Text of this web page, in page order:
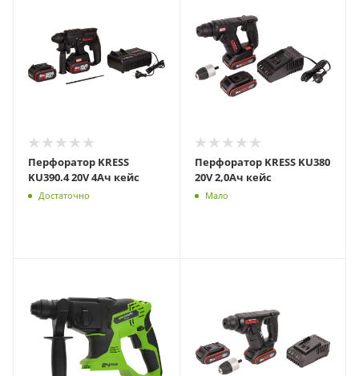
Перфоратор KRESS
KU390.4 20V 4Ач кейс
Достаточно
Перфоратор KRESS KU380
20V 2,0Ач кейс
Мало